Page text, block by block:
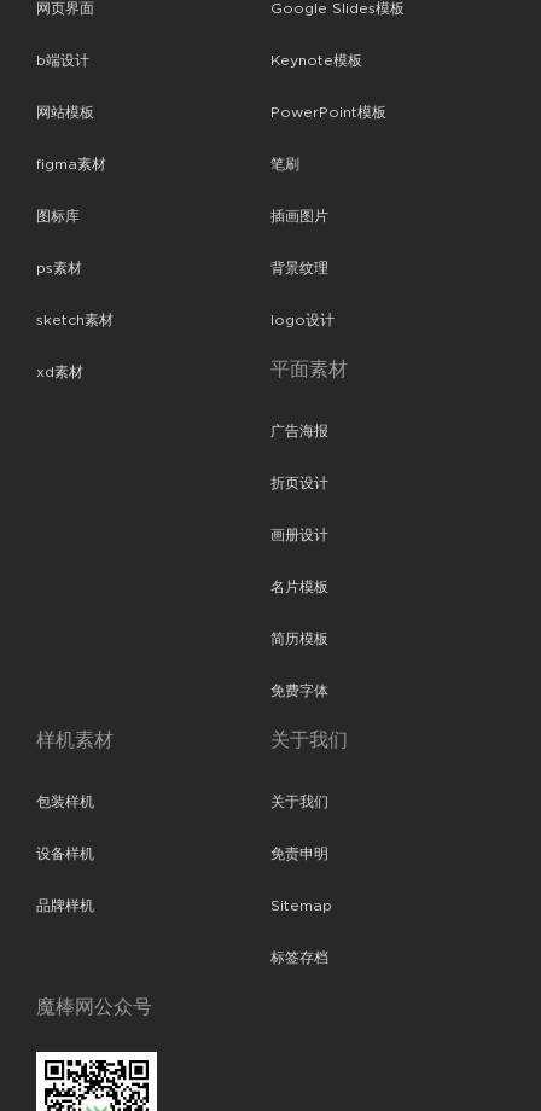
网页界面
b端设计
网站模板
figma素材
图标库
ps素材
sketch素材
xd素材
Google Slides模板
Keynote模板
PowerPoint模板
笔刷
插画图片
背景纹理
logo设计
平面素材
广告海报
折页设计
画册设计
名片模板
简历模板
免费字体
样机素材
包装样机
设备样机
品牌样机
关于我们
关于我们
免责申明
Sitemap
标签存档
魔棒网公众号